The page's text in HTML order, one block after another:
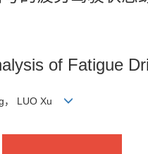
of Fatigue
， LUO Xu